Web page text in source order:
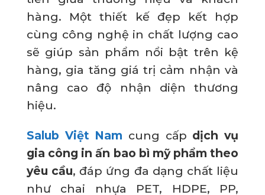
hàng. Một thiết kế đẹp kết hợp
cùng công nghệ in chất lượng cao
sẽ giúp sản phẩm nổi bật trên kệ
hàng, gia tăng giá trị cảm nhận và
nâng cao độ nhận diện thương
hiệu.
Salub Việt Nam cung cấp dịch vụ
gia công in ấn bao bì mỹ phẩm theo
yêu cầu, đáp ứng đa dạng chất liệu
như chai nhựa PET, HDPE, PP,